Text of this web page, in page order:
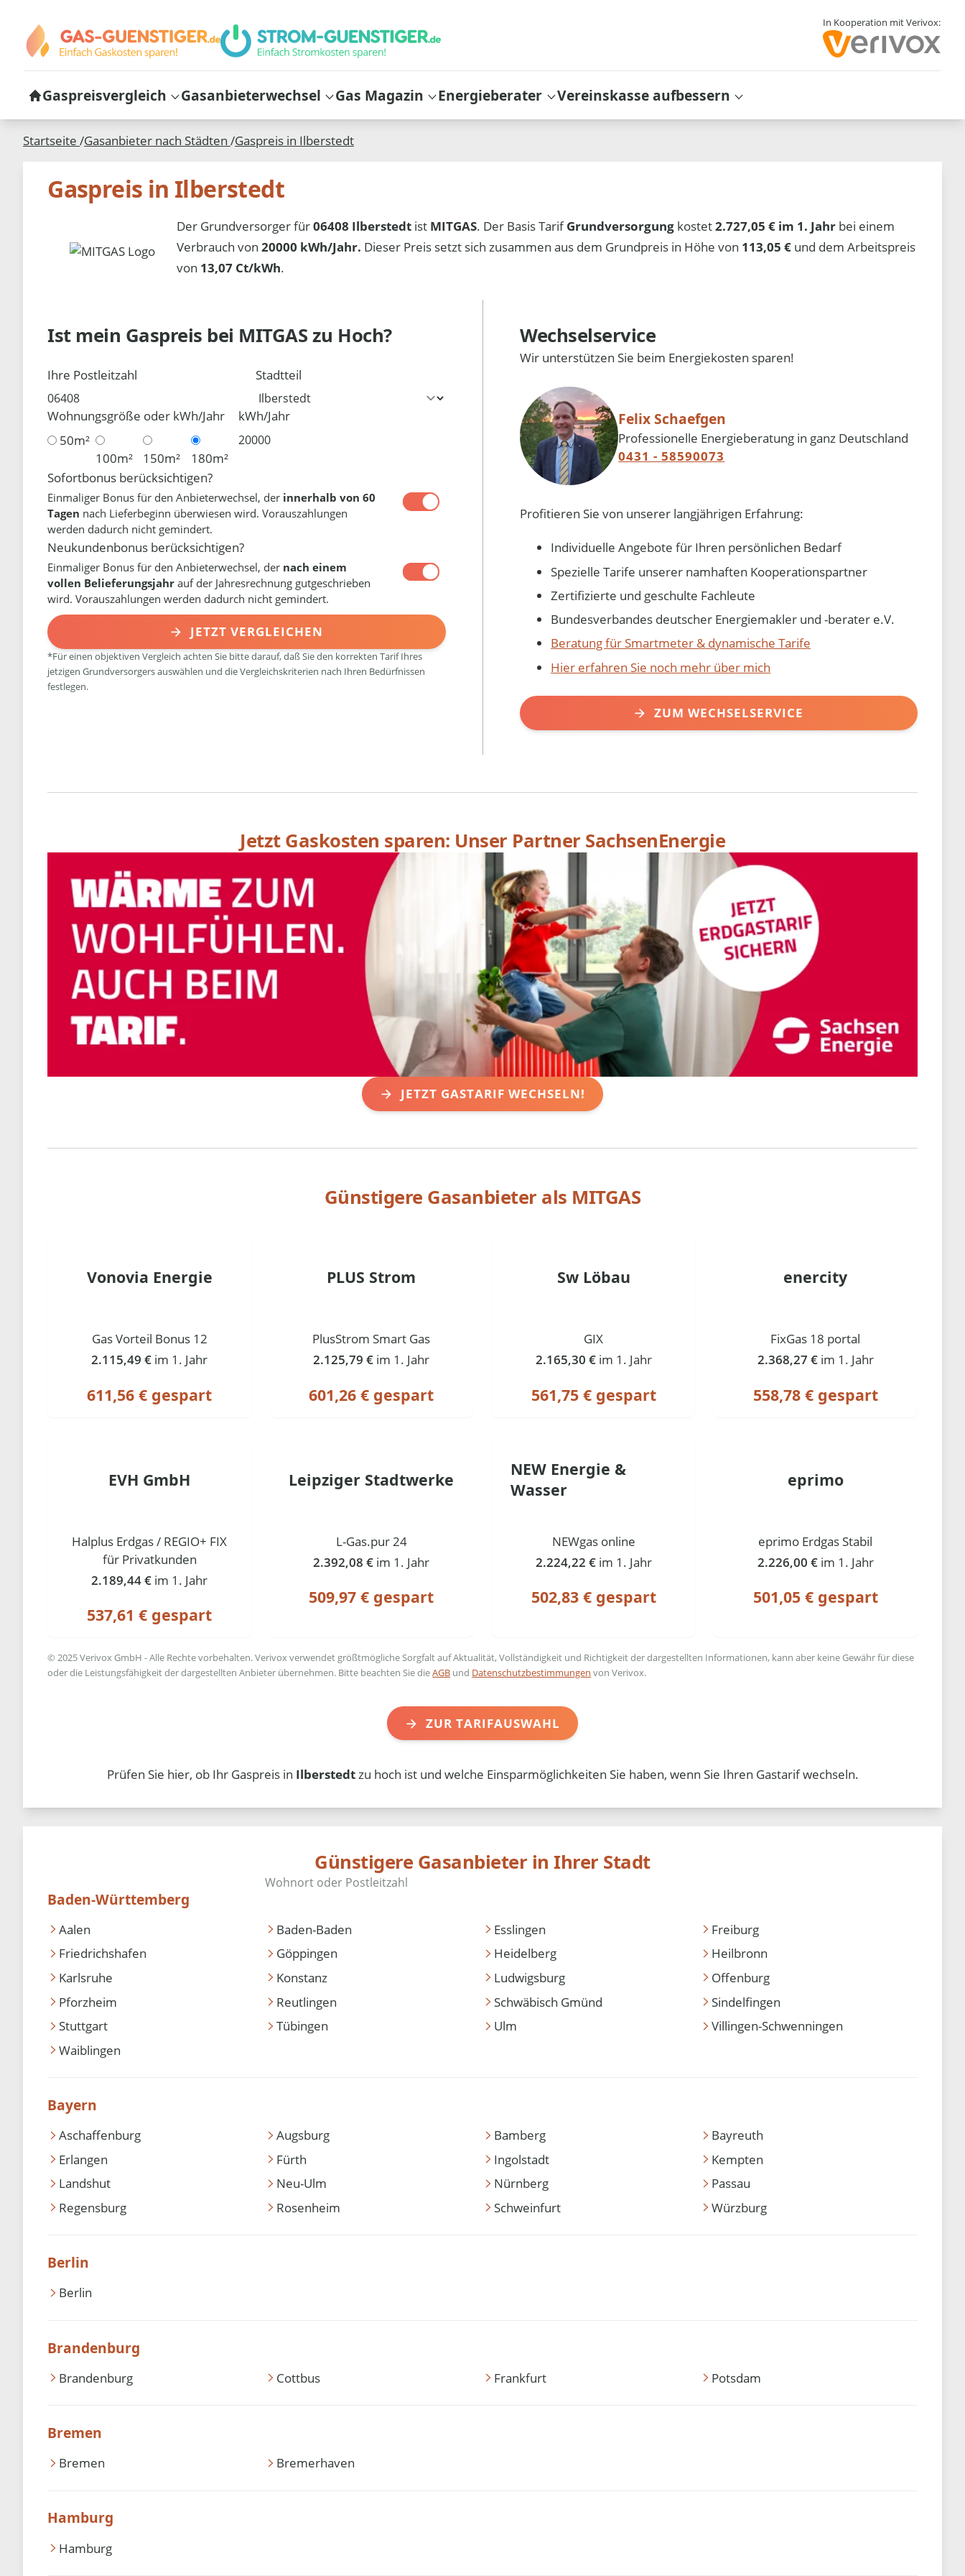
In Kooperation mit Verivox:
Gaspreisvergleich Gasanbieterwechsel Gas Magazin Energieberater Vereinskasse aufbessern
Startseite /Gasanbieter nach Städten /Gaspreis in Ilberstedt
Gaspreis in Ilberstedt
Der Grundversorger für06408 Ilberstedt ist MITGAS. Der Basis TarifGrundversorgung kostet2.727,05 € im 1. Jahr bei einem
Verbrauch von20000 kWh/Jahr. Dieser Preis setzt sich zusammen aus dem Grundpreis in Höhe von 113,05 € und dem Arbeitspreis
von 13,07 Ct/kWh.
Ist mein Gaspreis bei MITGAS zu Hoch?
Ihre Postleitzahl Stadtteil
Wohnungsgröße oder kWh/Jahr
50m²
100m²
150m² 180m²
kWh/Jahr
Sofortbonus berücksichtigen?
Einmaliger Bonus für den Anbieterwechsel, der innerhalb von 60
Tagen nach Lieferbeginn überwiesen wird. Vorauszahlungen
werden dadurch nicht gemindert.
Neukundenbonus berücksichtigen?
Einmaliger Bonus für den Anbieterwechsel, der nach einem
vollen Belieferungsjahr auf der Jahresrechnung gutgeschrieben
wird. Vorauszahlungen werden dadurch nicht gemindert.
JETZT VERGLEICHEN
*Für einen objektiven Vergleich achten Sie bitte darauf, daß Sie den korrekten Tarif Ihres
jetzigen Grundversorgers auswählen und die Vergleichskriterien nach Ihren Bedürfnissen
festlegen.
Wechselservice
Wir unterstützen Sie beim Energiekosten sparen!
Felix Schaefgen
Professionelle Energieberatung in ganz Deutschland
0431 - 58590073
Profitieren Sie von unserer langjährigen Erfahrung:
Individuelle Angebote für Ihren persönlichen Bedarf
Spezielle Tarife unserer namhaften Kooperationspartner
Zertifizierte und geschulte Fachleute
Bundesverbandes deutscher Energiemakler und -berater e.V.
Beratung für Smartmeter & dynamische Tarife
Hier erfahren Sie noch mehr über mich
ZUM WECHSELSERVICE
Jetzt Gaskosten sparen: Unser Partner SachsenEnergie
JETZT GASTARIF WECHSELN!
Günstigere Gasanbieter als MITGAS
Vonovia Energie
Gas Vorteil Bonus 12
2.115,49 € im 1. Jahr
611,56 € gespart
PLUS Strom
PlusStrom Smart Gas
2.125,79 € im 1. Jahr
601,26 € gespart
Sw Löbau
GIX
2.165,30 € im 1. Jahr
561,75 € gespart
enercity
FixGas 18 portal
2.368,27 € im 1. Jahr
558,78 € gespart
EVH GmbH
Halplus Erdgas / REGIO+ FIX
für Privatkunden
2.189,44 € im 1. Jahr
537,61 € gespart
Leipziger Stadtwerke
L-Gas.pur 24
2.392,08 € im 1. Jahr
509,97 € gespart
NEW Energie &
Wasser
NEWgas online
2.224,22 € im 1. Jahr
502,83 € gespart
eprimo
eprimo Erdgas Stabil
2.226,00 € im 1. Jahr
501,05 € gespart
© 2025 Verivox GmbH - Alle Rechte vorbehalten. Verivox verwendet größtmögliche Sorgfalt auf Aktualität, Vollständigkeit und Richtigkeit der dargestellten Informationen, kann aber keine Gewähr für diese
oder die Leistungsfähigkeit der dargestellten Anbieter übernehmen. Bitte beachten Sie dieAGB und Datenschutzbestimmungen von Verivox.
ZUR TARIFAUSWAHL
Prüfen Sie hier, ob Ihr Gaspreis in Ilberstedtzu hoch ist und welche Einsparmöglichkeiten Sie haben, wenn Sie Ihren Gastarif wechseln.
Günstigere Gasanbieter in Ihrer Stadt
Baden-Württemberg
Aalen Baden-Baden Esslingen
Freiburg
Friedrichshafen
Göppingen Heidelberg
Heilbronn
Karlsruhe
Konstanz Ludwigsburg
Offenburg
Pforzheim
Reutlingen Schwäbisch Gmünd
Sindelfingen
Stuttgart
Tübingen Ulm
Villingen-Schwenningen
Waiblingen
Bayern
Aschaffenburg Augsburg Bamberg
Bayreuth
Erlangen
Fürth Ingolstadt
Kempten
Landshut
Neu-Ulm Nürnberg
Passau
Regensburg
Rosenheim Schweinfurt Würzburg
Berlin
Berlin
Brandenburg
Brandenburg Cottbus Frankfurt Potsdam
Bremen
Bremen Bremerhaven
Hamburg
Hamburg